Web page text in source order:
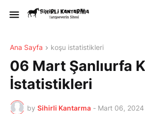
Ana Sayfa koşu istatistikleri
06 Mart Şanlıurfa
İstatistikleri
by Sihirli Kantarma - Mart 06, 2024